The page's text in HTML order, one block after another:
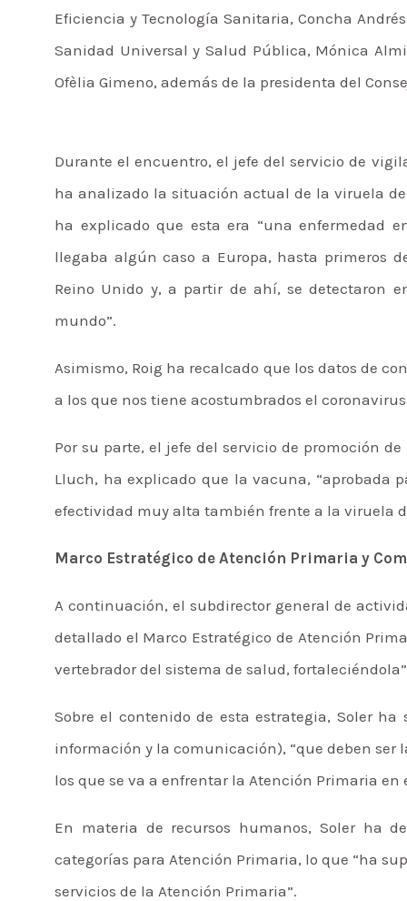
Eficiencia y Tecnología Sanitaria, Concha
Sanidad Universal y Salud Pública, Mónica
Ofèlia Gimeno, además de la presidenta del
Durante el encuentro, el jefe del servicio de
ha analizado la situación actual de la viruela
ha explicado que esta era “una enfermedad
llegaba algún caso a Europa, hasta primeros
Reino Unido y, a partir de ahí, se detectaron
mundo”.
Asimismo, Roig ha recalcado que los datos de
a los que nos tiene acostumbrados el
Por su parte, el jefe del servicio de promoción
Lluch, ha explicado que la vacuna, “aprobada
efectividad muy alta también frente a la viruela
Marco Estratégico de Atención Primaria y
A continuación, el subdirector general de
detallado el Marco Estratégico de Atención
vertebrador del sistema de salud,
Sobre el contenido de esta estrategia, Soler
información y la comunicación), “que deben ser
los que se va a enfrentar la Atención Primaria
En materia de recursos humanos, Soler ha
categorías para Atención Primaria, lo que “ha
servicios de la Atención Primaria”.